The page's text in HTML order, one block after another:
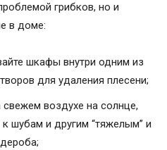
грибков, но и
в доме:
шкафы внутри одним из
для удаления плесени;
воздухе на солнце,
шубам и другим “тяжелым” и